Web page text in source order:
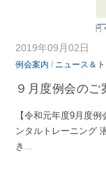
2019年09月02日
例会案内 / ニュース＆
９月度例会の
【令和元年度9月度
ンタルトレーニング
き